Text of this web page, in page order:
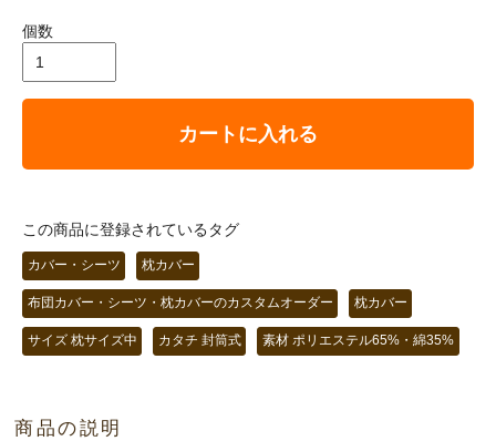
個数
カートに入れる
この商品に登録されているタグ
カバー・シーツ 枕カバー
布団カバー・シーツ・枕カバーのカスタムオーダー 枕カバー
サイズ 枕サイズ中 カタチ 封筒式 素材 ポリエステル65%・綿35%
商品の説明